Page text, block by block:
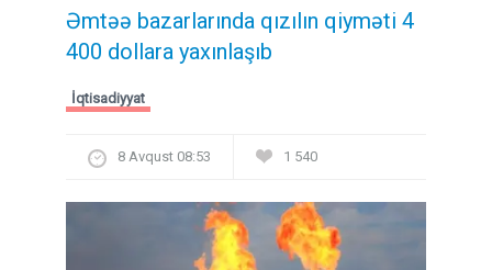
Əmtəə bazarlarında qızılın qiyməti 4
400 dollara yaxınlaşıb
İqtisadiyyat
8 Avqust 08:53 1 540